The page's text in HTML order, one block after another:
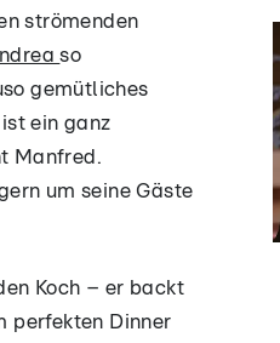
strömenden
so
gemütliches
ein ganz
Manfred.
um seine Gäste
Koch – er backt
perfekten Dinner